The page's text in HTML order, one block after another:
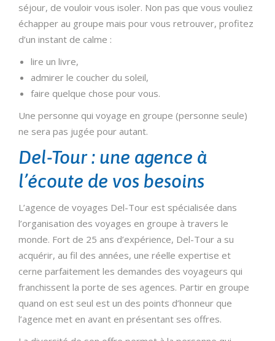
séjour, de vouloir vous isoler. Non pas que vous vouliez
échapper au groupe mais pour vous retrouver, profitez
d’un instant de calme :
lire un livre,
admirer le coucher du soleil,
faire quelque chose pour vous.
Une personne qui voyage en groupe (personne seule)
ne sera pas jugée pour autant.
Del-Tour : une agence à
l’écoute de vos besoins
L’agence de voyages Del-Tour est spécialisée dans
l’organisation des voyages en groupe à travers le
monde. Fort de 25 ans d’expérience, Del-Tour a su
acquérir, au fil des années, une réelle expertise et
cerne parfaitement les demandes des voyageurs qui
franchissent la porte de ses agences. Partir en groupe
quand on est seul est un des points d’honneur que
l’agence met en avant en présentant ses offres.